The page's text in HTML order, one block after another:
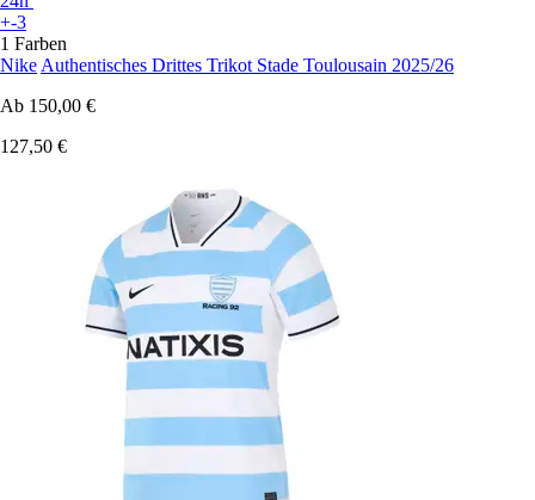
+-3
1 Farben
Nike Authentisches Drittes Trikot Stade Toulousain 2025/26
Ab 150,00 €
127,50 €